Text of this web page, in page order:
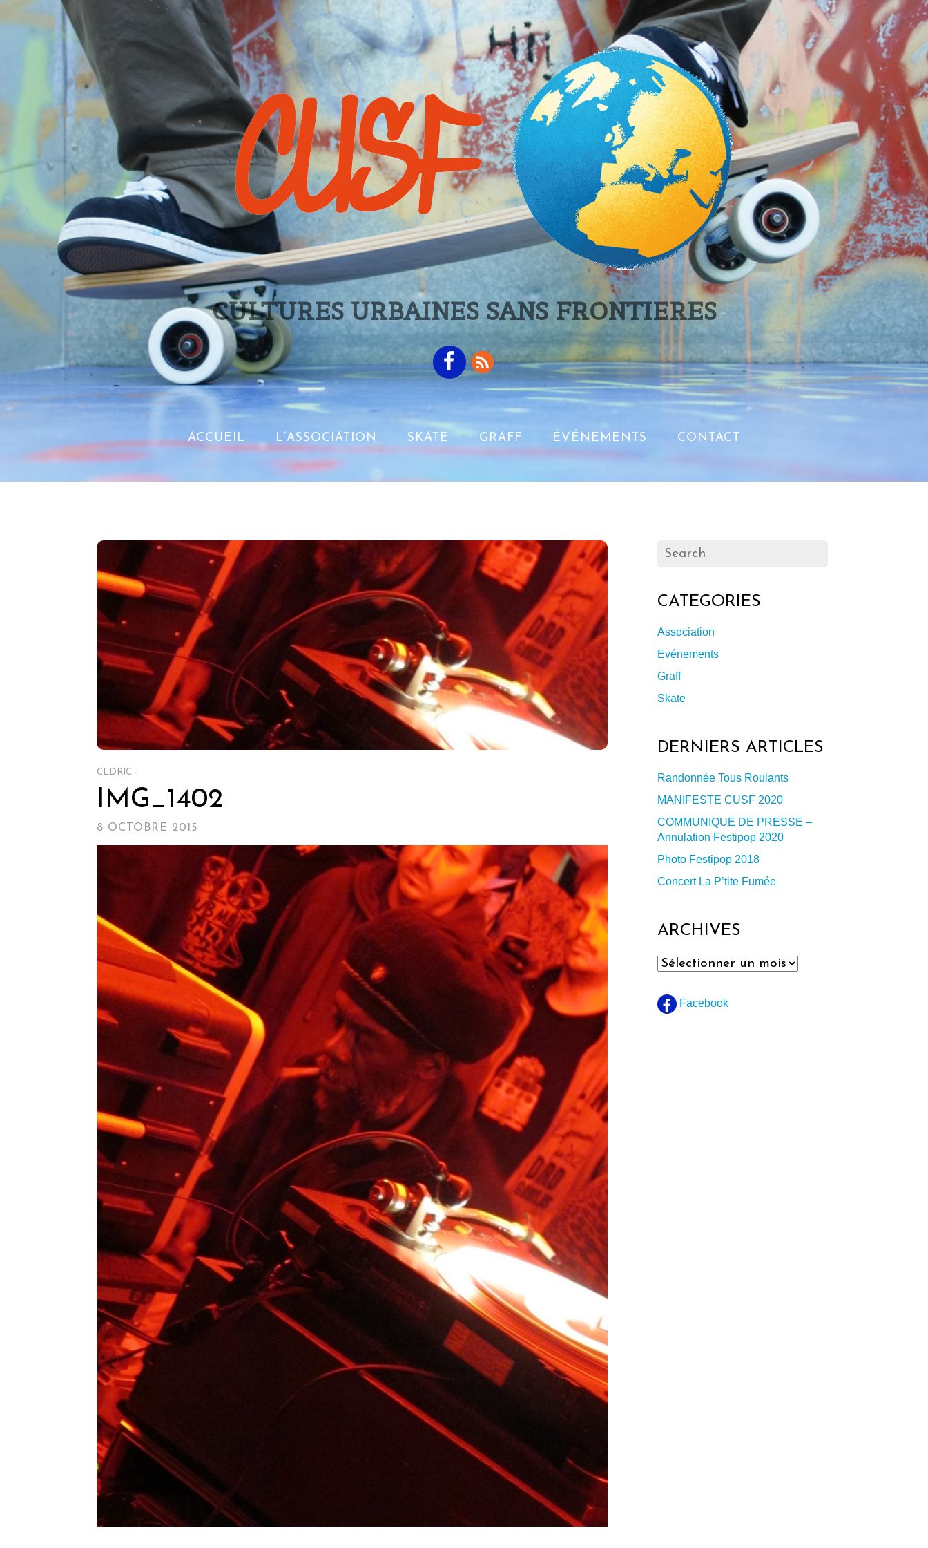
CULTURES URBAINES SANS FRONTIERES
ACCUEIL L’ASSOCIATION SKATE GRAFF ÉVÉNEMENTS CONTACT
CEDRIC
IMG_1402
8 OCTOBRE 2015
CATEGORIES
Association
Evénements
Graff
Skate
DERNIERS ARTICLES
Randonnée Tous Roulants
MANIFESTE CUSF 2020
COMMUNIQUE DE PRESSE –
Annulation Festipop 2020
Photo Festipop 2018
Concert La P’tite Fumée
ARCHIVES
Archives
Facebook